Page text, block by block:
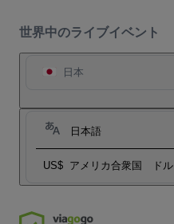
世界中のライブイベント
日本
日本語
US$ アメリカ合衆国 ドル